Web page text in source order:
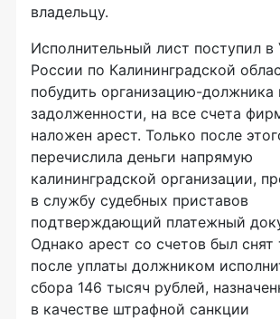
владельцу.
Исполнительный лист поступил
России по Калининградской
побудить организацию-
задолженности, на все счета
наложен арест. Только после
перечислила деньги напрямую
калининградской организации,
в службу судебных приставов
подтверждающий платежный
Однако арест со счетов был снят
после уплаты должником
сбора 146 тысяч рублей,
в качестве штрафной санкции